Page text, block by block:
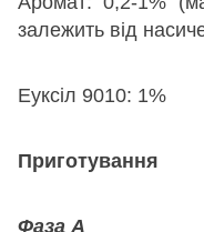
залежить від
Еуксіл 9010: 1%
Приготування
Фаза А